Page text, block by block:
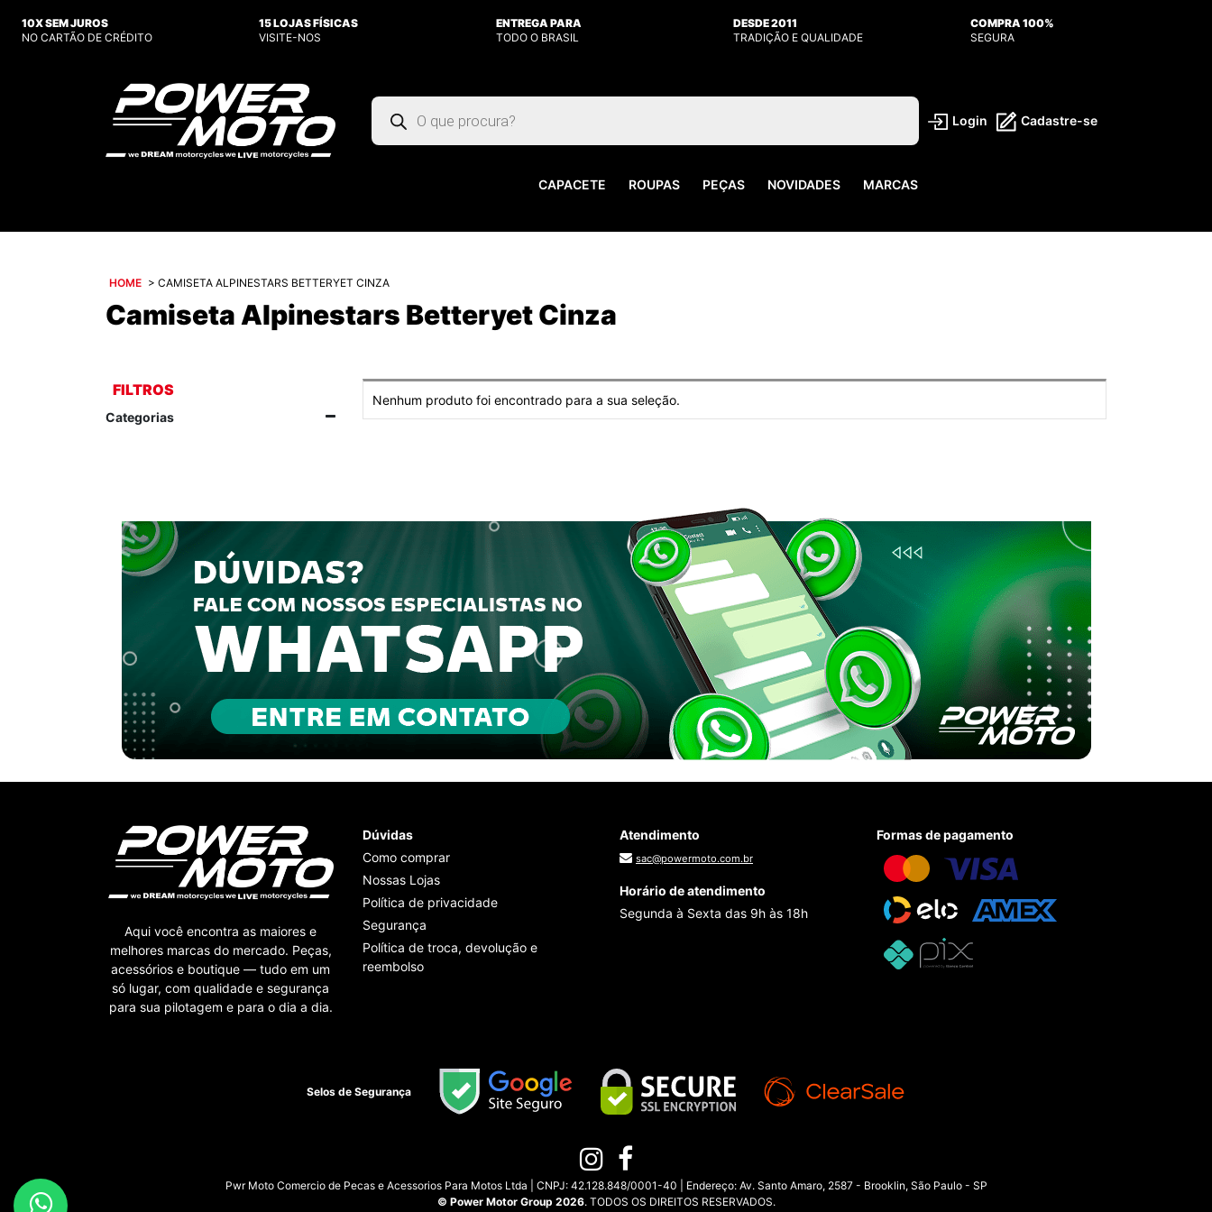
10X SEM JUROS
NO CARTÃO DE CRÉDITO
15 LOJAS FÍSICAS
VISITE-NOS
ENTREGA PARA
TODO O BRASIL
DESDE 2011
TRADIÇÃO E QUALIDADE
COMPRA 100%
SEGURA
Pesquisar
produtos
Login Cadastre-se
CAPACETE ROUPAS PEÇAS NOVIDADES MARCAS
HOME > CAMISETA ALPINESTARS BETTERYET CINZA
Camiseta Alpinestars Betteryet Cinza
FILTROS
Categorias
Nenhum produto foi encontrado para a sua seleção.
Aqui você encontra as maiores e
melhores marcas do mercado. Peças,
acessórios e boutique — tudo em um
só lugar, com qualidade e segurança
para sua pilotagem e para o dia a dia.
Dúvidas
Como comprar
Nossas Lojas
Política de privacidade
Segurança
Política de troca, devolução e
reembolso
Atendimento
sac@powermoto.com.br
Horário de atendimento
Segunda à Sexta das 9h às 18h
Formas de pagamento
Selos de Segurança
Pwr Moto Comercio de Pecas e Acessorios Para Motos Ltda | CNPJ: 42.128.848/0001-40 | Endereço: Av. Santo Amaro, 2587 - Brooklin, São Paulo - SP
© Power Motor Group 2026. TODOS OS DIREITOS RESERVADOS.